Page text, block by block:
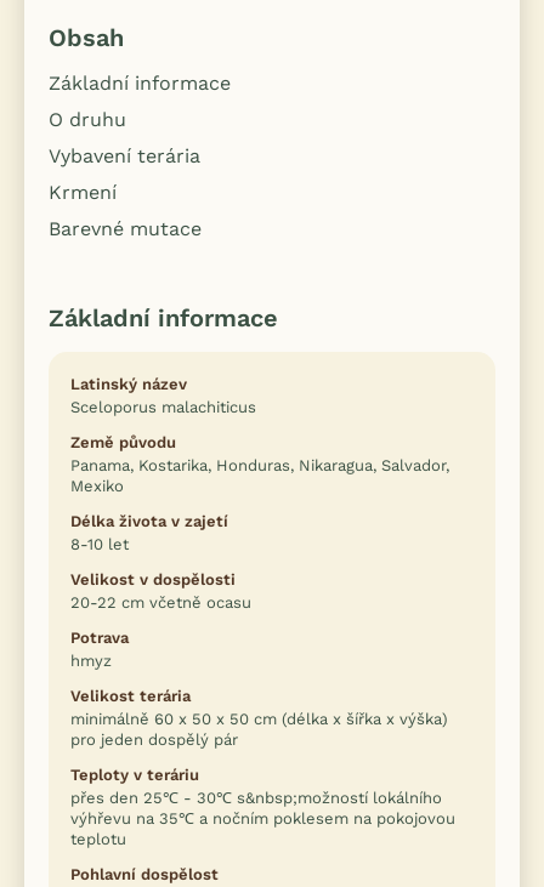
Obsah
Základní informace
O druhu
Vybavení terária
Krmení
Barevné mutace
Základní informace
Latinský název
Sceloporus malachiticus
Země původu
Panama, Kostarika, Honduras, Nikaragua, Salvador,
Mexiko
Délka života v zajetí
8-10 let
Velikost v dospělosti
20-22 cm včetně ocasu
Potrava
hmyz
Velikost terária
minimálně 60 x 50 x 50 cm (délka x šířka x výška)
pro jeden dospělý pár
Teploty v teráriu
přes den 25℃ - 30℃ s&nbsp;možností lokálního
výhřevu na 35℃ a nočním poklesem na pokojovou
teplotu
Pohlavní dospělost